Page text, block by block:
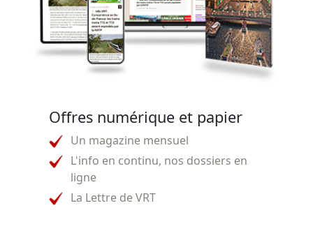
Offres numérique et papier
Un magazine mensuel
L'info en continu, nos dossiers en
ligne
La Lettre de VRT